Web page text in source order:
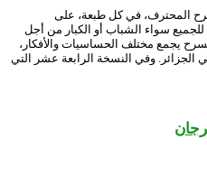
المحترف، في كل طبعة، على
للجميع سواء الشباب أو الكبار من أجل
يجمع مختلف الحساسيات والأفكار،
وفي النسخة الرابعة عشر التي